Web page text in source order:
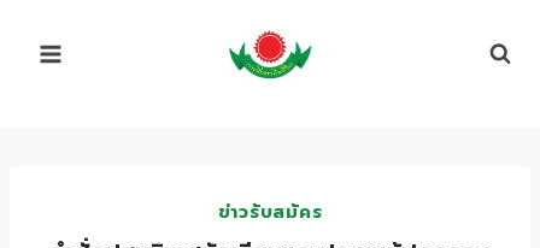
ข่าวรับสมัคร